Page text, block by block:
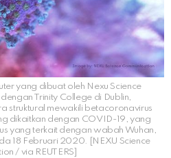
yang dibuat oleh Nexu Science
Trinity College di Dublin,
struktural mewakili betacoronavirus
dikaitkan dengan COVID-19, yang
yang terkait dengan wabah Wuhan,
18 Februari 2020. [NEXU Science
/ via REUTERS]